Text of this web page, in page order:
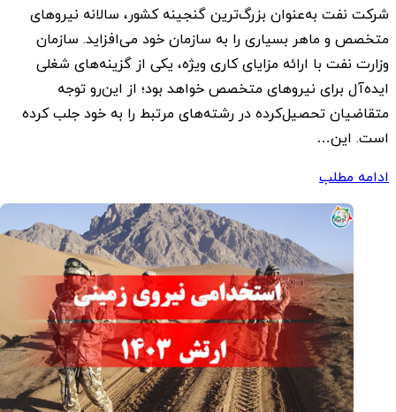
شرکت نفت به‌عنوان بزرگ‌ترین گنجینه کشور، سالانه نیروهای
متخصص و ماهر بسیاری را به سازمان خود می‌افزاید. سازمان
وزارت نفت با ارائه مزایای کاری ویژه، یکی از گزینه‌های شغلی
ایده‌آل برای نیروهای متخصص خواهد بود؛ از این‌رو توجه
متقاضیان تحصیل‌کرده در رشته‌های مرتبط را به خود جلب کرده
است. این…
ادامه مطلب